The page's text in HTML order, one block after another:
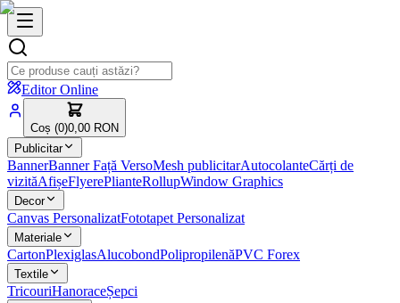
Editor Online
Coș (0)0,00 RON
Publicitar
BannerBanner Față VersoMesh publicitarAutocolanteCărți de
vizităAfișeFlyerePlianteRollupWindow Graphics
Decor
Canvas PersonalizatFototapet Personalizat
Materiale
CartonPlexiglasAlucobondPolipropilenăPVC Forex
Textile
TricouriHanoraceȘepci